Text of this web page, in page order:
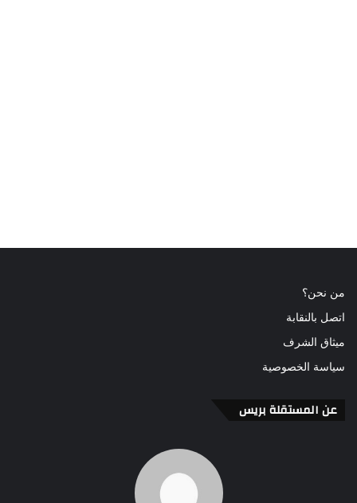
من نحن؟
اتصل بالنقابة
ميثاق الشرف
سياسة الخصوصية
عن المستقلة بريس